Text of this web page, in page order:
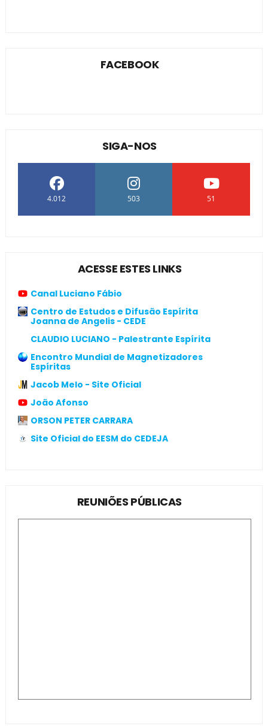
FACEBOOK
SIGA-NOS
4.012 503 51
ACESSE ESTES LINKS
Canal Luciano Fábio
Centro de Estudos e Difusão Espírita
Joanna de Angelis - CEDE
CLAUDIO LUCIANO - Palestrante Espírita
Encontro Mundial de Magnetizadores
Espíritas
Jacob Melo - Site Oficial
João Afonso
ORSON PETER CARRARA
Site Oficial do EESM do CEDEJA
REUNIÕES PÚBLICAS